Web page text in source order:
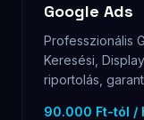
Google Ads
Professzionális
Keresési,
riportolás,
90.000 Ft-tól /